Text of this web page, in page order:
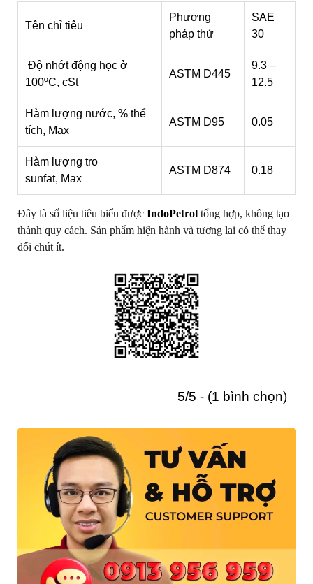
Tên chỉ tiêu
Phương
pháp thử
SAE
30
Độ nhớt động học ở
100ºC, cSt
ASTM D445
9.3 –
12.5
Hàm lượng nước, % thể
tích, Max
ASTM D95 0.05
Hàm lượng tro
sunfat, Max
ASTM D874 0.18
Đây là số liệu tiêu biểu được IndoPetrol tổng hợp, không tạo
thành quy cách. Sản phẩm hiện hành và tương lai có thể thay
đổi chút ít.
5/5 - (1 bình chọn)